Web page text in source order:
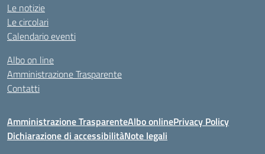
Le notizie
Le circolari
Calendario eventi
Albo on line
Amministrazione Trasparente
Contatti
Amministrazione TrasparenteAlbo onlinePrivacy Policy
Dichiarazione di accessibilitàNote legali